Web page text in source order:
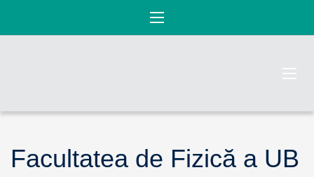
Facultatea de Fizică a UB